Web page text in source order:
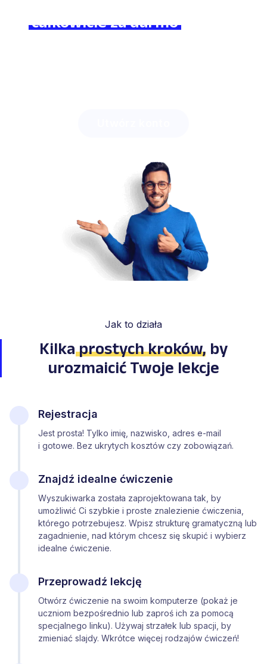
całkowicie za darmoi poczuj
Jak to działa
Kilkaprostych kroków, by
urozmaicić Twoje lekcje
Rejestracja
Jest prosta! Tylko imię, nazwisko, adres e-mail
i gotowe. Bez ukrytych kosztów czy zobowiązań.
Znajdź idealne ćwiczenie
Wyszukiwarka została zaprojektowana tak, by
umożliwić Ci szybkie i proste znalezienie ćwiczenia,
którego potrzebujesz. Wpisz strukturę gramatyczną lub
zagadnienie, nad którym chcesz się skupić i wybierz
idealne ćwiczenie.
Przeprowadź lekcję
Otwórz ćwiczenie na swoim komputerze (pokaż je
uczniom bezpośrednio lub zaproś ich za pomocą
specjalnego linku). Używaj strzałek lub spacji, by
zmieniać slajdy. Wkrótce więcej rodzajów ćwiczeń!